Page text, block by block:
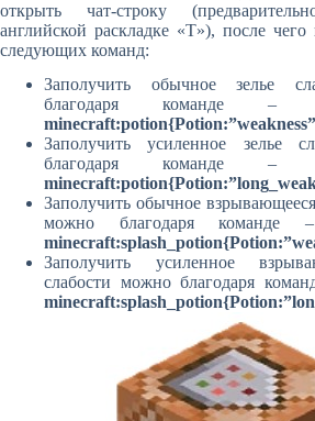
открыть чат-строку
английской раскладке «T»), после
следующих команд:
Заполучить обычное зелье
благодаря команде –
Заполучить усиленное зелье
благодаря команде –
Заполучить обычное взрывающееся
можно благодаря команде
Заполучить усиленное
слабости можно благодаря